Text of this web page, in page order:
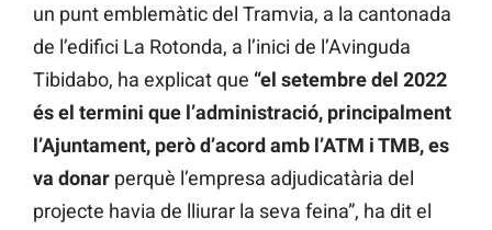
un punt emblemàtic del Tramvia, a la cantonada
de l’edifici La Rotonda, a l’inici de l’Avinguda
Tibidabo, ha explicat que “el setembre del 2022
és el termini que l’administració, principalment
l’Ajuntament, però d’acord amb l’ATM i TMB, es
va donar perquè l’empresa adjudicatària del
projecte havia de lliurar la seva feina”, ha dit el